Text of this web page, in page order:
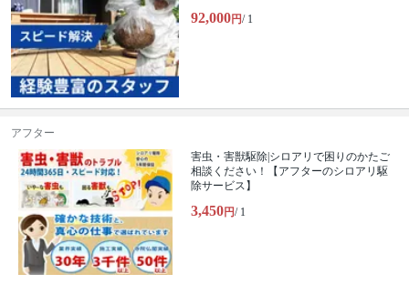
92,000円/ 1
アフター
害虫・害獣駆除|シロアリで困りのかたご
相談ください！【アフターのシロアリ駆
除サービス】
3,450円/ 1